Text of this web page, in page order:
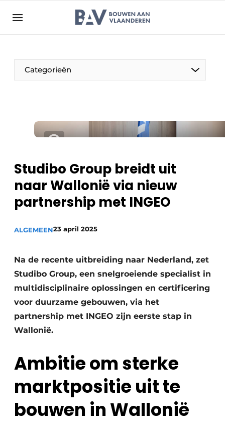
Bedrijven
Bouwen aan Vlaanderen | Platform voor de bouw
Evenement aanmelden
Meest gelezen
Nieuwsbrief
Podcasts
Video’s
Aanmelden
Bedrijven
Bedrijven
Categorieën
Beton & Staalbouw
Brandveiligheid
BIM
Dak & Gevel
Houtbouw
HVAC
Studibo Group breidt uit
naar Wallonië via nieuw
partnership met INGEO
ALGEMEEN23 april 2025
Na de recente uitbreiding naar Nederland, zet
Studibo Group, een snelgroeiende specialist in
multidisciplinaire oplossingen en certificering
voor duurzame gebouwen, via het
partnership met INGEO zijn eerste stap in
Wallonië.
Ambitie om sterke
marktpositie uit te
bouwen in Wallonië